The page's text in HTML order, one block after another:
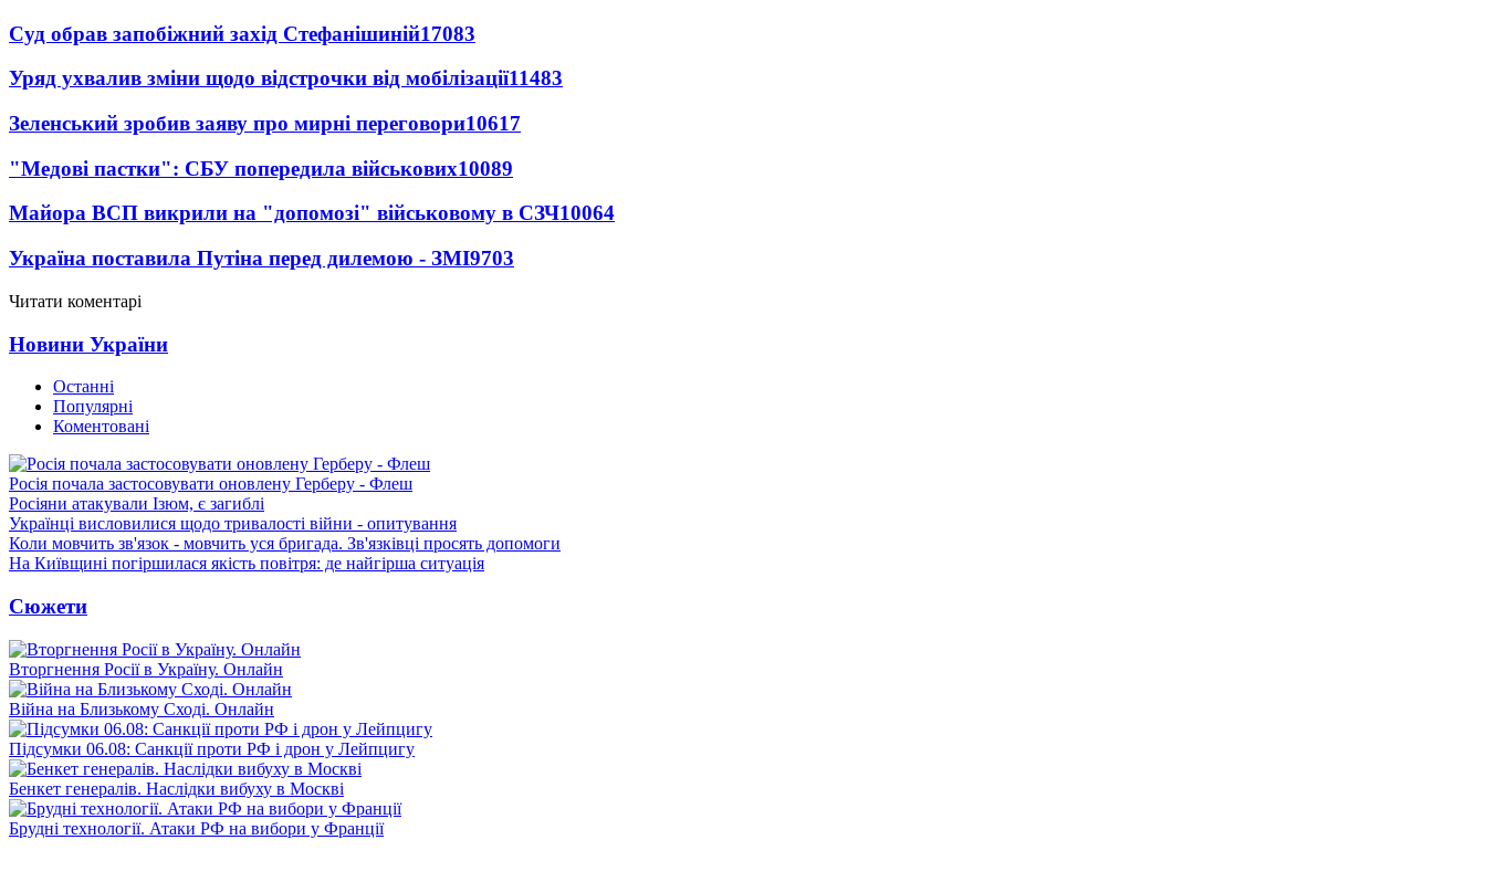
Суд обрав запобіжний захід Стефанішиній17083
Уряд ухвалив зміни щодо відстрочки від мобілізації11483
Зеленський зробив заяву про мирні переговори10617
"Медові пастки": СБУ попередила військових10089
Майора ВСП викрили на "допомозі" військовому в СЗЧ10064
Україна поставила Путіна перед дилемою - ЗМІ9703
Читати коментарі
Новини України
Останні
Популярні
Коментовані
Росія почала застосовувати оновлену Герберу - Флеш
Росіяни атакували Ізюм, є загиблі
Українці висловилися щодо тривалості війни - опитування
Коли мовчить зв'язок - мовчить уся бригада. Зв'язківці просять допомоги
На Київщині погіршилася якість повітря: де найгірша ситуація
Сюжети
Вторгнення Росії в Україну. Онлайн
Війна на Близькому Сході. Онлайн
Підсумки 06.08: Санкції проти РФ і дрон у Лейпцигу
Бенкет генералів. Наслідки вибуху в Москві
Брудні технології. Атаки РФ на вибори у Франції